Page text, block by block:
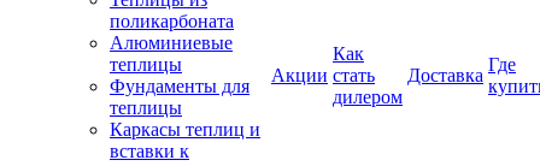
поликарбоната
Алюминиевые
теплицы
Фундаменты для
теплицы
Каркасы теплиц и
вставки к
Акции
Как
стать
дилером
Доставка
Где